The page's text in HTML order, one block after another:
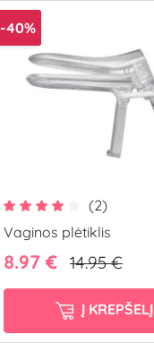
-40%
(2)
Vaginos plėtiklis
8.97 € 14.95 €
Į KREPŠELĮ